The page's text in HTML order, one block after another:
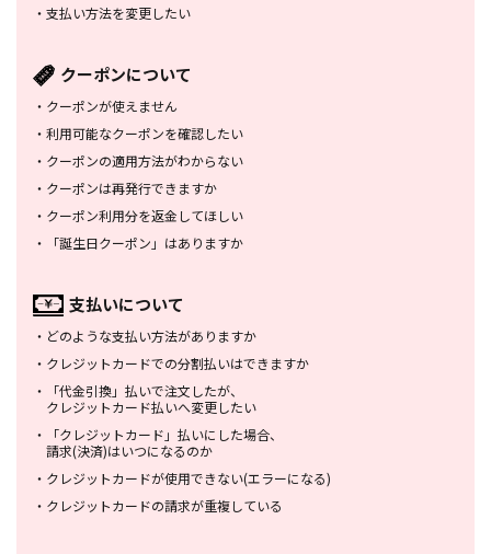
・ 支払い方法を変更したい
クーポンについて
・ クーポンが使えません
・ 利用可能なクーポンを確認したい
・ クーポンの適用方法がわからない
・ クーポンは再発行できますか
・ クーポン利用分を返金してほしい
・
「誕生日クーポン」はありますか
支払いについて
・ どのような支払い方法がありますか
・ クレジットカードでの分割払いはできますか
・
「代金引換」払いで注文したが、
クレジットカード払いへ変更したい
・
「クレジットカード」払いにした場合、
請求(決済)はいつになるのか
・ クレジットカードが使用できない(エラーになる)
・ クレジットカードの請求が重複している